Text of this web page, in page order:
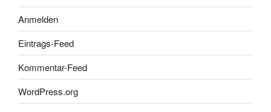
Anmelden
Eintrags-Feed
Kommentar-Feed
WordPress.org